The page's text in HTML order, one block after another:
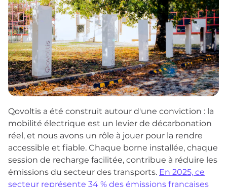
Qovoltis a été construit autour d'une conviction : la
mobilité électrique est un levier de décarbonation
réel, et nous avons un rôle à jouer pour la rendre
accessible et fiable. Chaque borne installée, chaque
session de recharge facilitée, contribue à réduire les
émissions du secteur des transports. En 2025, ce
secteur représente 34 % des émissions françaises